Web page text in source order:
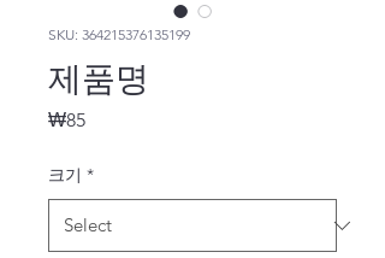
SKU: 364215376135199
제품명
₩85Price
크기 *